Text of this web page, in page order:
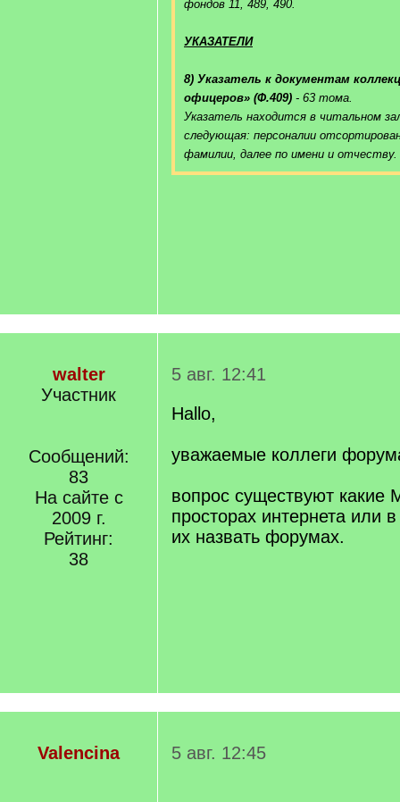
фондов 11, 489, 490.
УКАЗАТЕЛИ
8) Указатель к документам
офицеров» (Ф.409) - 63 тома.
Указатель находится в читальном
следующая: персоналии
фамилии, далее по имени и отчеству.
walter
Участник
Сообщений:
83
На сайте с
2009 г.
Рейтинг:
38
5 авг. 12:41
Hallo,
уважаемые коллеги
вопрос существуют какие
просторах интернета или
их назвать форумах.
Valencina 5 авг. 12:45